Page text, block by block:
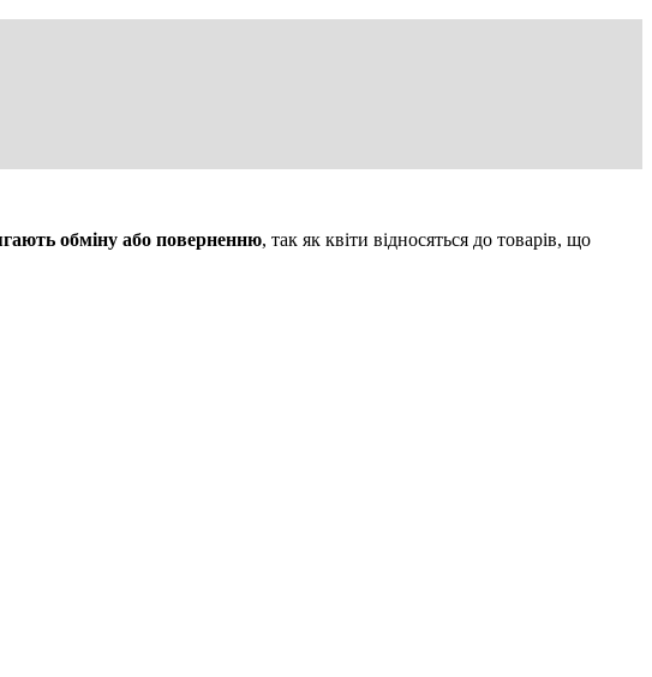
обміну або поверненню, так як квіти відносяться до товарів, що